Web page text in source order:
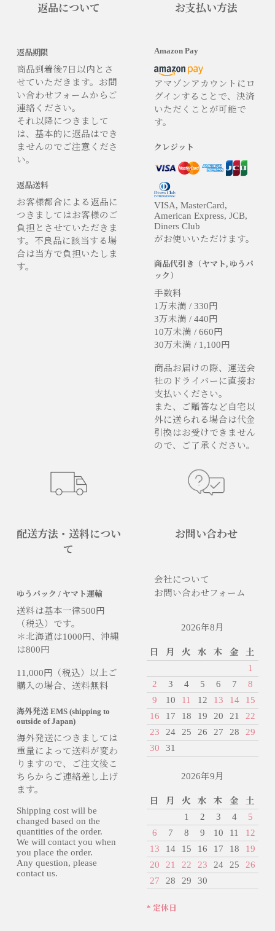
返品について
返品期限
商品到着後7日以内とさ
せていただきます。お問
い合わせフォームからご
連絡ください。
それ以降につきまして
は、基本的に返品はでき
ませんのでご注意くださ
い。
返品送料
お客様都合による返品に
つきましてはお客様のご
負担とさせていただきま
す。不良品に該当する場
合は当方で負担いたしま
す。
お支払い方法
Amazon Pay
アマゾンアカウントにロ
グインすることで、決済
いただくことが可能で
す。
クレジット
VISA, MasterCard,
American Express, JCB,
Diners Club
がお使いいただけます。
商品代引き（ヤマト, ゆうパ
ック）
手数料
1万未満 / 330円
3万未満 / 440円
10万未満 / 660円
30万未満 / 1,100円
商品お届けの際、運送会
社のドライバーに直接お
支払いください。
また、ご贈答など自宅以
外に送られる場合は代金
引換はお受けできません
ので、ご了承ください。
配送方法・送料につい
て
ゆうパック / ヤマト運輸
送料は基本一律500円
（税込）です。
＊北海道は1000円、沖縄
は800円
11,000円（税込）以上ご
購入の場合、送料無料
海外発送 EMS (shipping to
outside of Japan)
海外発送につきましては
重量によって送料が変わ
りますので、ご注文後こ
ちらからご連絡差し上げ
ます。
Shipping cost will be
changed based on the
quantities of the order.
We will contact you when
you place the order.
Any question, please
contact us.
お問い合わせ
会社について
お問い合わせフォーム
2026年8月
日 月 火 水 木 金
土
1
2
3 4 5 6 7
8
9
10 11 12 13 14
15
16
17 18 19 20 21
22
23
24 25 26 27 28
29
30
31
2026年9月
日 月 火 水 木 金
土
1
2 3 4
5
6
7 8 9 10 11
12
13
14 15 16 17 18
19
20
21 22 23 24 25
26
27
28 29 30
* 定休日